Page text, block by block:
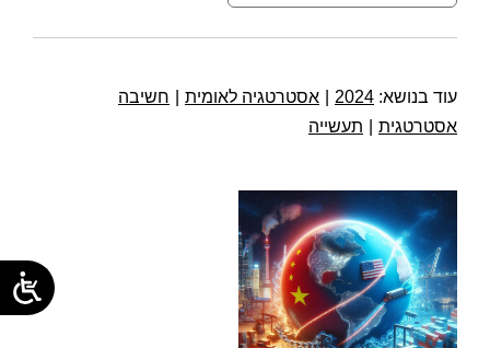
עוד בנושא: 2024 אסטרטגיה לאומית
חשיבה
אסטרטגית
תעשייה